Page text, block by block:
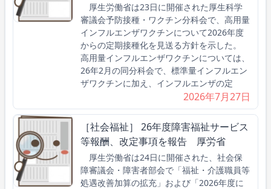
厚生労働省は23日に開催された厚生科学
審議会予防接種・ワクチン分科会で、高用量
インフルエンザワクチンについて2026年度
からの定期接種化を見送る方針を示した。
高用量インフルエンザワクチンについては、
26年2月の同分科会で、標準量インフルエン
ザワクチンに加え、インフルエンザの定
2026年7月27日
［社会福祉］ 26年度障害福祉サービス
等報酬、改定事項を報告 厚労省
厚生労働省は24日に開催された、社会保
障審議会・障害者部会で「福祉・介護職員等
処遇改善加算の拡充」および「2026年度に